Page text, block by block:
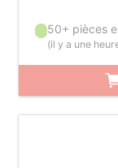
50+ pièces
(il y a une